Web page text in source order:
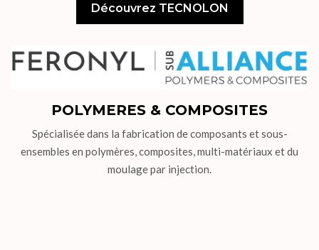
Découvrez TECNOLON
POLYMERES & COMPOSITES
Spécialisée dans la fabrication de composants et sous-
ensembles en polymères, composites, multi-matériaux et du
moulage par injection.